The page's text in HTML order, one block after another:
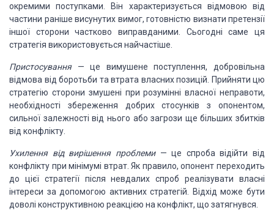
окремими поступками. Він характеризується відмовою від
частини раніше висунутих вимог, готовністю визнати претензії
іншої сторони частково виправданими. Сьогодні саме ця
стратегія використовується найчастіше.
Пристосування— це вимушене поступлення, добровільна
відмова від боротьби та втрата власних позицій. Прийняти цю
стратегію сторони змушені при розумінні власної неправоти,
необхідності збереження добрих стосунків з опонентом,
сильної залежності від нього або загрози ще більших збитків
від конфлікту.
Ухилення від вирішення проблеми— це спроба відійти від
конфлікту при мінімумі втрат. Як правило, опонент переходить
до цієї стратегії після невдалих спроб реалізувати власні
інтереси за допомогою активних стратегій. Відхід може бути
доволі конструктивною реакцією на конфлікт, що затягнувся.